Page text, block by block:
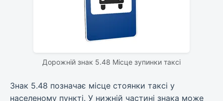
Дорожній знак 5.48 Місце зупинки таксі
Знак 5.48 позначає місце стоянки таксі у
населеному пункті. У нижній частині знака може